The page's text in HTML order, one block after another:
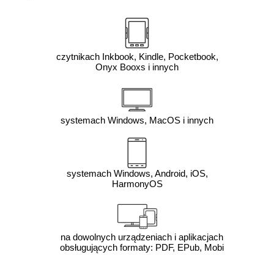
czytnikach Inkbook, Kindle, Pocketbook,
Onyx Booxs i innych
systemach Windows, MacOS i innych
systemach Windows, Android, iOS,
HarmonyOS
na dowolnych urządzeniach i aplikacjach
obsługujących formaty: PDF, EPub, Mobi